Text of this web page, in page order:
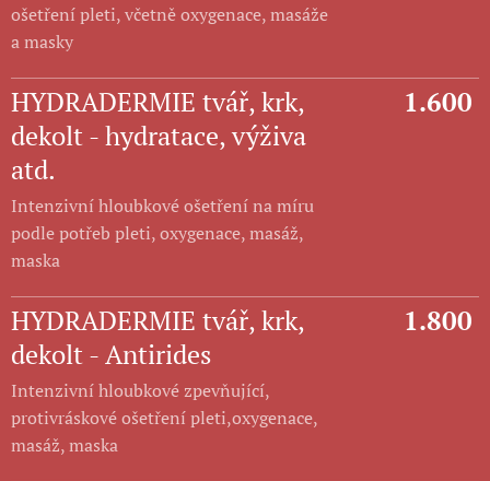
ošetření pleti, včetně oxygenace, masáže
a masky
HYDRADERMIE tvář, krk,
dekolt - hydratace, výživa
atd.
Intenzivní hloubkové ošetření na míru
podle potřeb pleti, oxygenace, masáž,
maska
1.600
HYDRADERMIE tvář, krk,
dekolt - Antirides
Intenzivní hloubkové zpevňující,
protivráskové ošetření pleti,oxygenace,
masáž, maska
1.800